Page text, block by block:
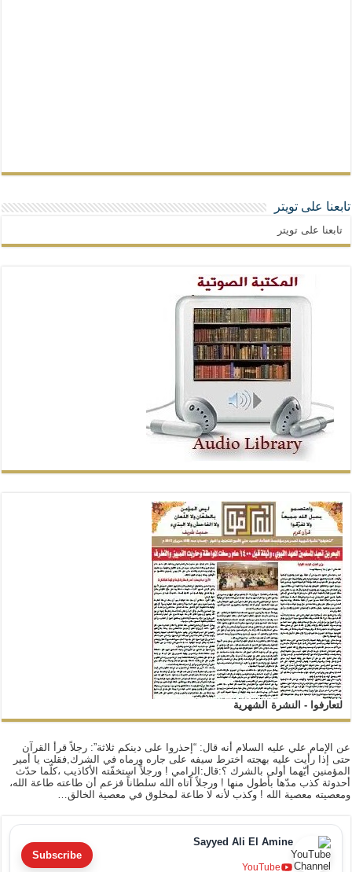
تابعنا على تويتر
تابعنا على تويتر
لتعارفوا - النشرة الشهرية
عن الإمام علي عليه السلام أنه قال: “إحذروا على دينكم ثلاثة”: رجلاً قرأ القرآن
حتى إذا رأيت عليه بهجته اخترط سيفه على جاره ورماه في الشرك,فقلت يا أمير
المؤمنين أيّهما أولى بالشرك ؟:قال:الرامي ! ورجلاً استخفّته الأكاذيب ،كلّما حدّث
أحدوثة كذب مدّها بأطول منها ! ورجلاً آتاه الله سلطاناً فزعم أن طاعته طاعة الله،
ومعصيته معصية الله ! وكذب لأنه لا طاعة لمخلوق في معصية الخالق…
Sayyed Ali El Amine
YouTube
Subscribe